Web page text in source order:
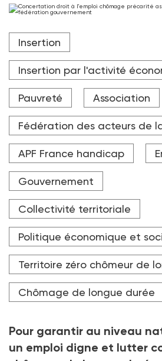
En 2023, 2 229 100 personnes
depuis plus d'un an.
Crédit photo Adobe stock
Insertion
Insertion par l'activité
Pauvreté Association
Fédération des acteurs de
APF France handicap
Gouvernement
Collectivité territoriale
Politique économique et
Territoire zéro chômeur de
Chômage de longue durée
Pour garantir au niveau
un emploi digne et lutter